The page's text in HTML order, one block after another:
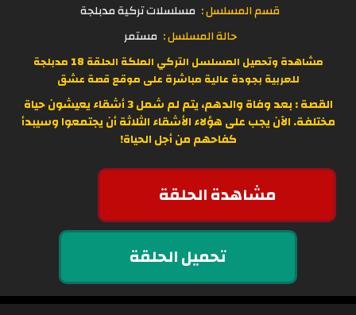
قسم المسلسل : مسلسلات تركية مدبلجة
حالة المسلسل : مستمر
مشاهدة وتحميل المسلسل التركي الملكة الحلقة 18 مدبلجة
للعربية بجودة عالية مباشرة على موقع قصة عشق
القصة : بعد وفاة والدهم، يتم لم شمل 3 أشقاء يعيشون حياة
مختلفة. الآن يجب على هؤلاء الأشقاء الثلاثة أن يجتمعوا وسيبدأ
كفاحهم من أجل الحياة!
مشاهدة الحلقة
تحميل الحلقة